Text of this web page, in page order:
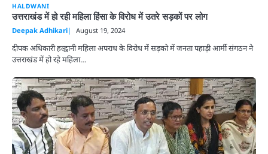
HALDWANI
उत्तराखंड में हो रही महिला हिंसा के विरोध में उतरे सड़कों पर लोग
Deepak Adhikari August 19, 2024
दीपक अधिकारी हल्द्वानी महिला अपराध के विरोध में सड़को में जनता पहाड़ी आर्मी संगठन ने
उत्तराखंड में हो रहे महिला…